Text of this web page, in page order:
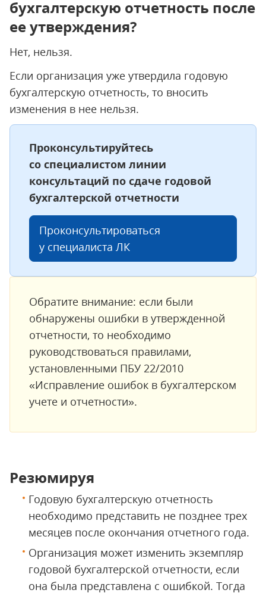
бухгалтерскую отчетность после
ее утверждения?
Нет, нельзя.
Если организация уже утвердила годовую
бухгалтерскую отчетность, то вносить
изменения в нее нельзя.
Проконсультируйтесь
со специалистом линии
консультаций по сдаче годовой
бухгалтерской отчетности
Проконсультироваться
у специалиста ЛК
Обратите внимание: если были
обнаружены ошибки в утвержденной
отчетности, то необходимо
руководствоваться правилами,
установленными ПБУ 22/2010
«Исправление ошибок в бухгалтерском
учете и отчетности».
Резюмируя
Годовую бухгалтерскую отчетность
необходимо представить не позднее трех
месяцев после окончания отчетного года.
Организация может изменить экземпляр
годовой бухгалтерской отчетности, если
она была представлена с ошибкой. Тогда